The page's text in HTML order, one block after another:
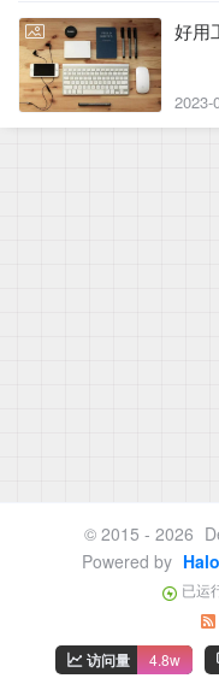
好用
2023-
© 2015 - 2026
Powered by Halo
已运
访问量 4.8w